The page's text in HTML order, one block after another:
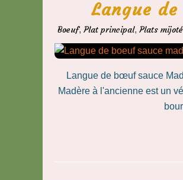
Langue
Boeuf, Plat principal, Plats
Langue de bœuf sauce
Madère à l'ancienne est un